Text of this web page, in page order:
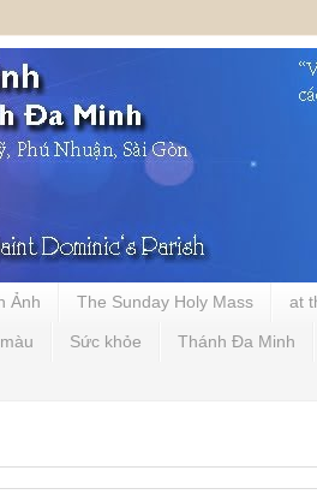
Ảnh The Sunday Holy Mass at
Sức khỏe Thánh Đa Minh